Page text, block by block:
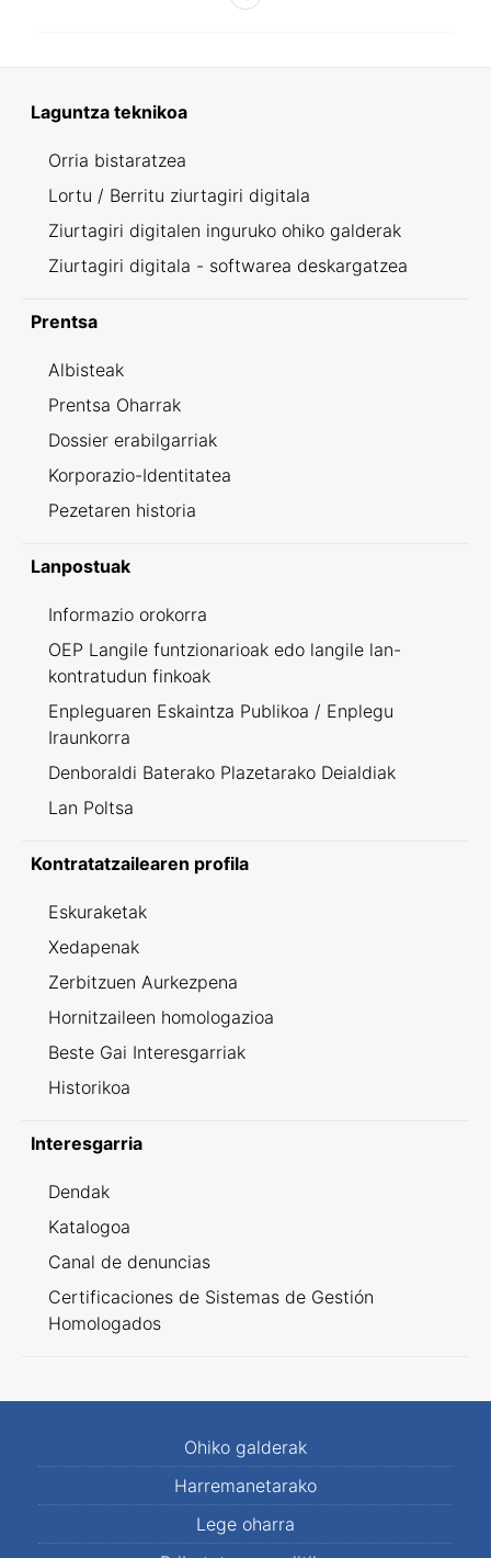
Laguntza teknikoa
Orria bistaratzea
Lortu / Berritu ziurtagiri digitala
Ziurtagiri digitalen inguruko ohiko galderak
Ziurtagiri digitala - softwarea deskargatzea
Prentsa
Albisteak
Prentsa Oharrak
Dossier erabilgarriak
Korporazio-Identitatea
Pezetaren historia
Lanpostuak
Informazio orokorra
OEP Langile funtzionarioak edo langile lan-
kontratudun finkoak
Enpleguaren Eskaintza Publikoa / Enplegu
Iraunkorra
Denboraldi Baterako Plazetarako Deialdiak
Lan Poltsa
Kontratatzailearen profila
Eskuraketak
Xedapenak
Zerbitzuen Aurkezpena
Hornitzaileen homologazioa
Beste Gai Interesgarriak
Historikoa
Interesgarria
Dendak
Katalogoa
Canal de denuncias
Certificaciones de Sistemas de Gestión
Homologados
Ohiko galderak
Harremanetarako
Lege oharra